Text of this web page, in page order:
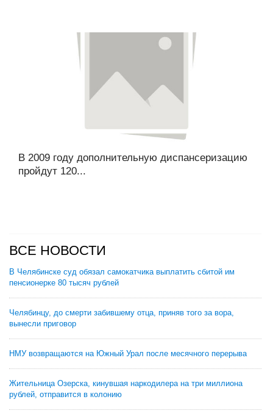
В 2009 году дополнительную диспансеризацию
пройдут 120...
ВСЕ НОВОСТИ
В Челябинске суд обязал самокатчика выплатить сбитой им
пенсионерке 80 тысяч рублей
Челябинцу, до смерти забившему отца, приняв того за вора,
вынесли приговор
НМУ возвращаются на Южный Урал после месячного перерыва
Жительница Озерска, кинувшая наркодилера на три миллиона
рублей, отправится в колонию